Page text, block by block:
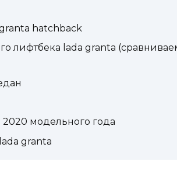
hatchback
лифтбека lada granta
модельного года
granta